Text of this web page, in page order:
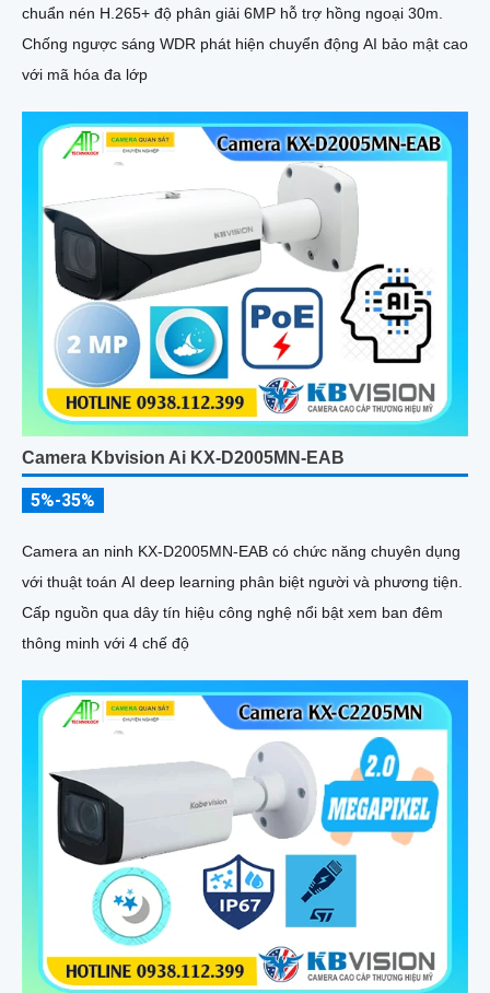
chuẩn nén H.265+ độ phân giải 6MP hỗ trợ hồng ngoại 30m.
Chống ngược sáng WDR phát hiện chuyển động AI bảo mật cao
với mã hóa đa lớp
Camera Kbvision Ai KX-D2005MN-EAB
5%-35%
Camera an ninh KX-D2005MN-EAB có chức năng chuyên dụng
với thuật toán AI deep learning phân biệt người và phương tiện.
Cấp nguồn qua dây tín hiệu công nghệ nổi bật xem ban đêm
thông minh với 4 chế độ